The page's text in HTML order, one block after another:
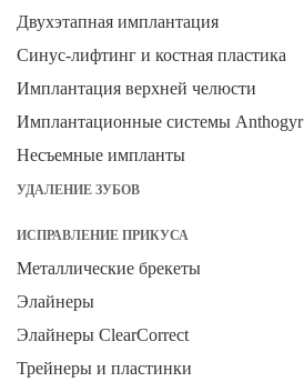
Двухэтапная имплантация
Синус-лифтинг и костная пластика
Имплантация верхней челюсти
Имплантационные системы Anthogyr
Несъемные импланты
УДАЛЕНИЕ ЗУБОВ
ИСПРАВЛЕНИЕ ПРИКУСА
Металлические брекеты
Элайнеры
Элайнеры ClearCorrect
Трейнеры и пластинки